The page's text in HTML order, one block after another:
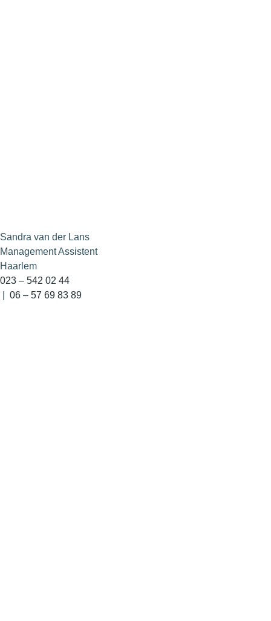
Sandra van der Lans
Management Assistent
Haarlem
023 – 542 02 44
06 – 57 69 83 89